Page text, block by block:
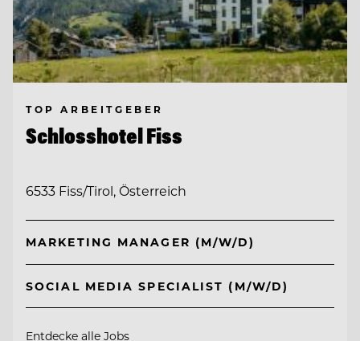
TOP ARBEITGEBER
Schlosshotel Fiss
6533 Fiss/Tirol, Österreich
MARKETING MANAGER (M/W/D)
SOCIAL MEDIA SPECIALIST (M/W/D)
Entdecke alle Jobs